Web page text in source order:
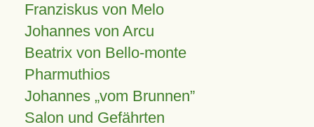
Franziskus von Melo
Johannes von Arcu
Beatrix von Bello-monte
Pharmuthios
Johannes vom Brunnen
Salon und Gefährten